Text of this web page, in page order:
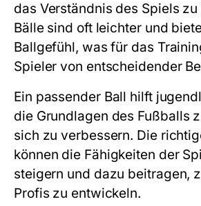
das Verständnis des Spiels
Bälle sind oft leichter und
Ballgefühl, was für das
Spieler von entscheidender
Ein passender Ball hilft
die Grundlagen des Fußballs
sich zu verbessern. Die
können die Fähigkeiten der
steigern und dazu beitragen,
Profis zu entwickeln.